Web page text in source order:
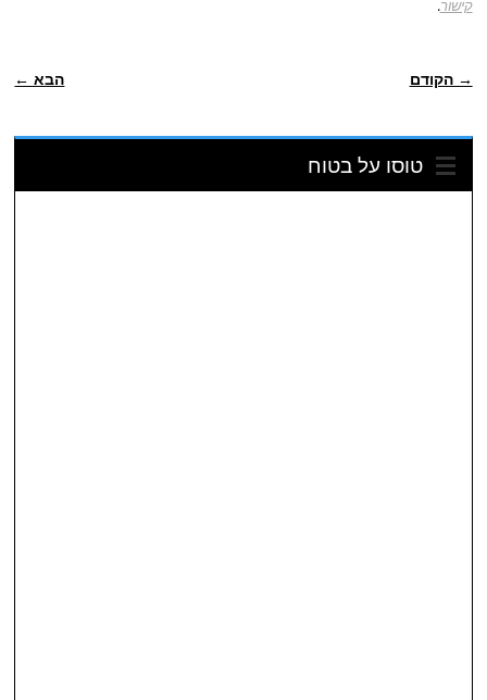
קישור.
→ הקודם הבא ←
טוסו על בטוח